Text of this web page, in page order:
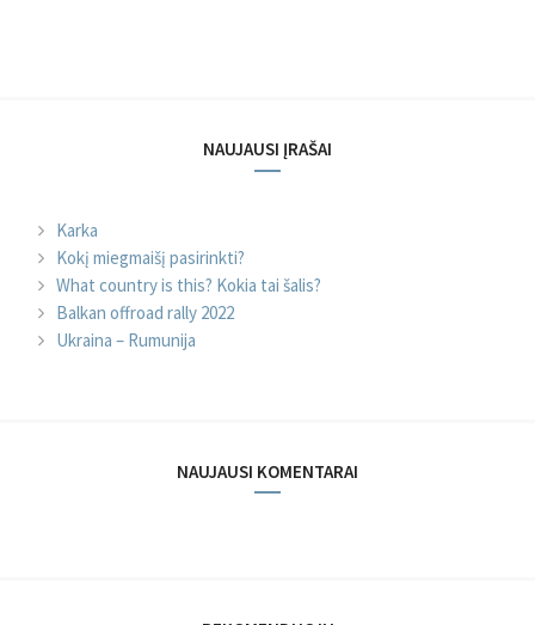
NAUJAUSI ĮRAŠAI
Karka
Kokį miegmaišį pasirinkti?
What country is this? Kokia tai šalis?
Balkan offroad rally 2022
Ukraina – Rumunija
NAUJAUSI KOMENTARAI